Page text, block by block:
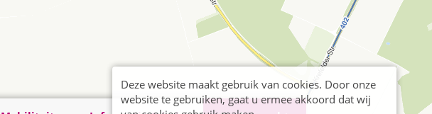
Deze website maakt gebruik van cookies. Door onze
website te gebruiken, gaat u ermee akkoord dat wij